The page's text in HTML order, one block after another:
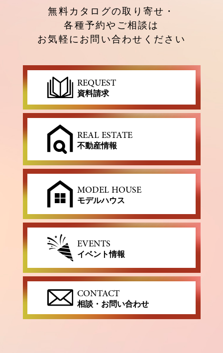
無料カタログの取り寄せ・
各種予約やご相談は
お気軽にお問い合わせください
REQUEST
資料請求
REAL ESTATE
不動産情報
MODEL HOUSE
モデルハウス
EVENTS
イベント情報
CONTACT
相談・お問い合わせ